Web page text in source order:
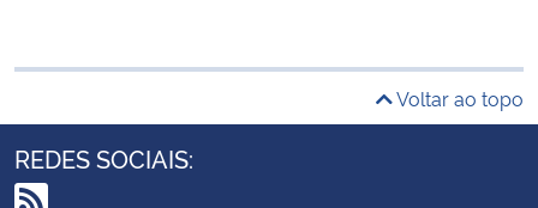
Planalto
Voltar ao topo
REDES SOCIAIS: